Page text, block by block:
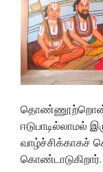
ஈடுபாடில்லாமல்
வாழ்ச்சிக்காகச்
கொண்டாடுகிறார்.